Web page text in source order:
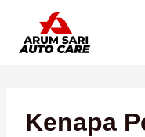
konten
Kenapa